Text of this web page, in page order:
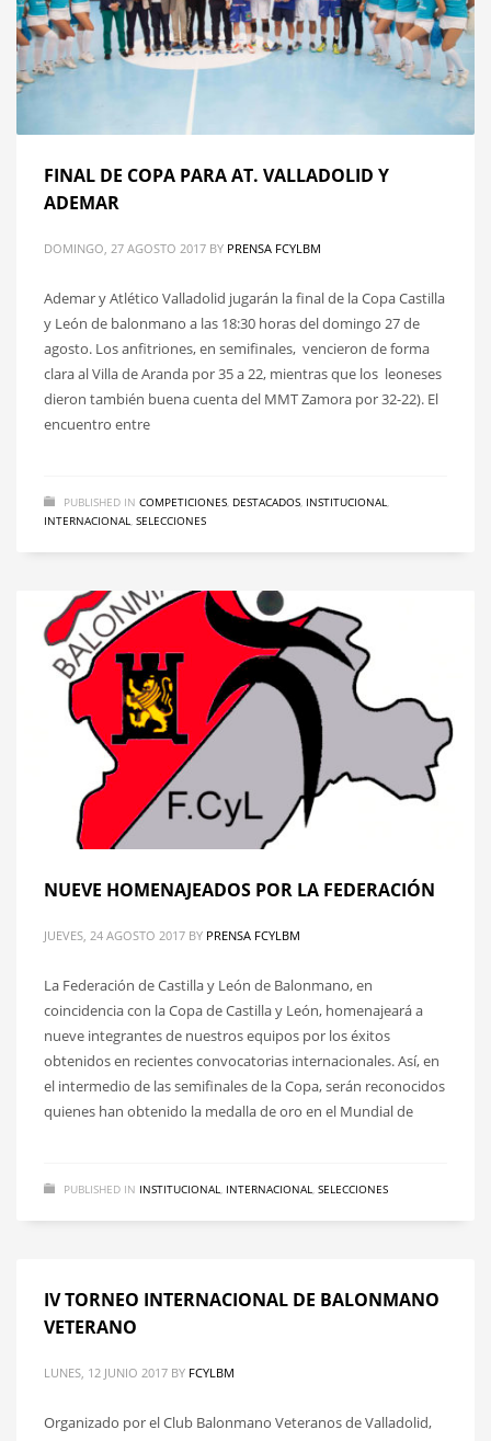
FINAL DE COPA PARA AT. VALLADOLID Y
ADEMAR
DOMINGO, 27 AGOSTO 2017 BY PRENSA FCYLBM
Ademar y Atlético Valladolid jugarán la final de la Copa Castilla
y León de balonmano a las 18:30 horas del domingo 27 de
agosto. Los anfitriones, en semifinales, vencieron de forma
clara al Villa de Aranda por 35 a 22, mientras que los leoneses
dieron también buena cuenta del MMT Zamora por 32-22). El
encuentro entre
PUBLISHED IN COMPETICIONES DESTACADOS INSTITUCIONAL
INTERNACIONAL SELECCIONES
NUEVE HOMENAJEADOS POR LA FEDERACIÓN
JUEVES, 24 AGOSTO 2017 BY PRENSA FCYLBM
La Federación de Castilla y León de Balonmano, en
coincidencia con la Copa de Castilla y León, homenajeará a
nueve integrantes de nuestros equipos por los éxitos
obtenidos en recientes convocatorias internacionales. Así, en
el intermedio de las semifinales de la Copa, serán reconocidos
quienes han obtenido la medalla de oro en el Mundial de
PUBLISHED IN INSTITUCIONAL INTERNACIONAL SELECCIONES
IV TORNEO INTERNACIONAL DE BALONMANO
VETERANO
LUNES, 12 JUNIO 2017 BY FCYLBM
Organizado por el Club Balonmano Veteranos de Valladolid,